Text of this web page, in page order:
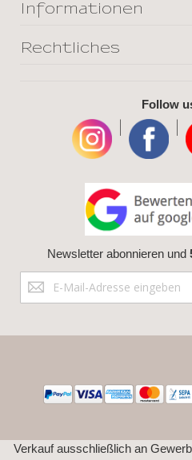
Informationen
Rechtliches
Follow
Newsletter abonnieren und
Anmeldung
zum
Verkauf ausschließlich an